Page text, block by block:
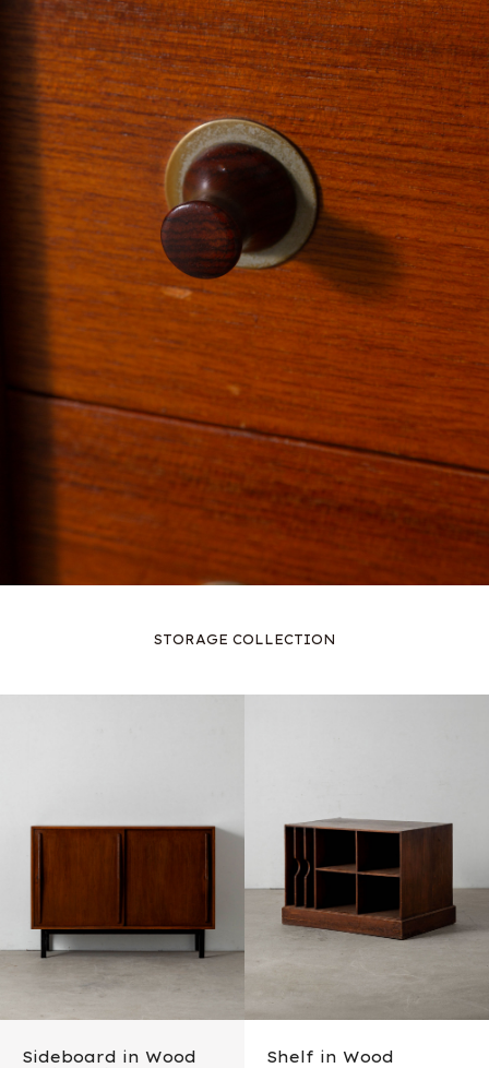
STORAGE COLLECTION
Sideboard in Wood
Shelf in Wood